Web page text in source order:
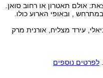
אולם תאטרון או רחוב סואן.
, ובאופי הארוע כולו.
עירד מצליח, אורנית מרק
לפרטים נוספים